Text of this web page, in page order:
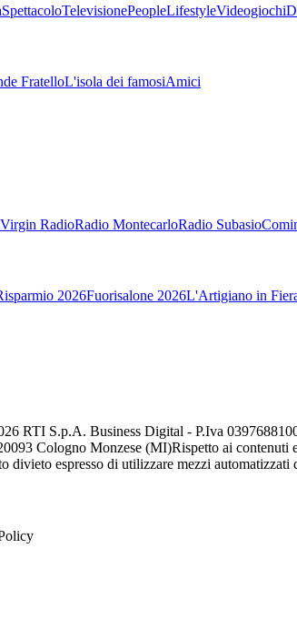
SpettacoloTelevisionePeopleLifestyleVideogiochi
FratelloL'isola dei famosiAmici
Virgin RadioRadio MontecarloRadio Subasio
2026Fuorisalone 2026L'Artigiano in
RTI S.p.A. Business Digital - P.Iva
Cologno Monzese (MI)Rispetto ai contenuti
divieto espresso di utilizzare mezzi automatizzati